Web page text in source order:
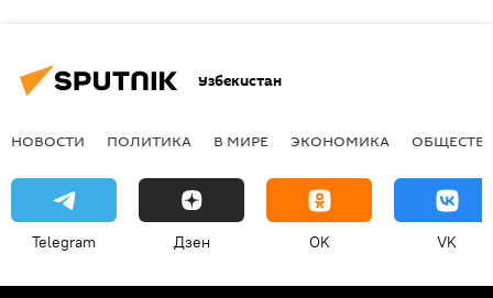
Узбекистан
НОВОСТИ ПОЛИТИКА В МИРЕ ЭКОНОМИКА
Telegram Дзен OK VK